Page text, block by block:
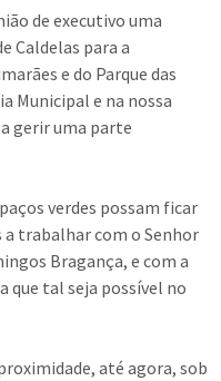
de executivo uma
Caldelas para a
e do Parque das
Municipal e na nossa
gerir uma parte
verdes possam ficar
a trabalhar com o Senhor
Bragança, e com a
que tal seja possível no
até agora, sob